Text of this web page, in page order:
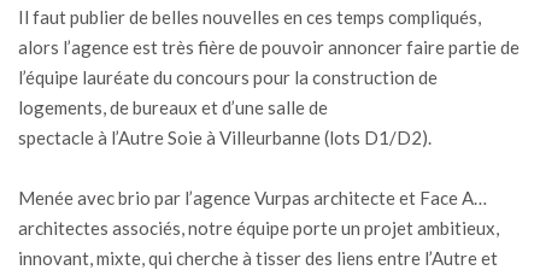
Il faut publier de belles nouvelles en ces temps compliqués,
alors l’agence est très fière de pouvoir annoncer faire partie de
l’équipe lauréate du concours pour la construction de
logements, de bureaux et d’une salle de
spectacle à l’Autre Soie à Villeurbanne (lots D1/D2).
Menée avec brio par l’agence Vurpas architecte et Face A…
architectes associés, notre équipe porte un projet ambitieux,
innovant, mixte, qui cherche à tisser des liens entre l’Autre et